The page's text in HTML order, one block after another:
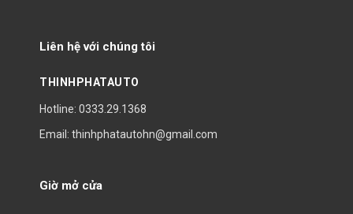
Liên hệ với chúng tôi
THINHPHATAUTO
Hotline: 0333.29.1368
Email: thinhphatautohn@gmail.com
Giờ mở cửa